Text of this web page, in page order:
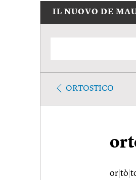
IL NUOVO DE
ORTOSTICO
or tò